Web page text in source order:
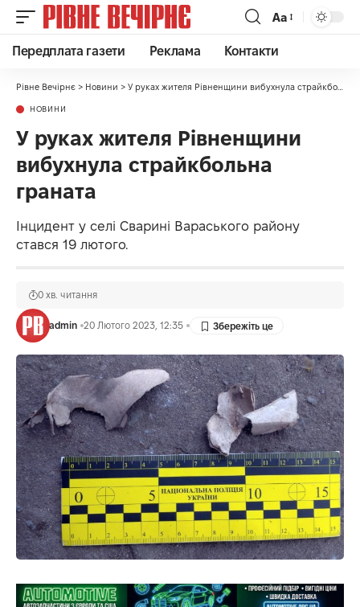
Аа
Передплата газети Реклама Контакти
Рівне Вечірнє > Новини > У руках жителя Рівненщини вибухнула страйкбольна граната
НОВИНИ
У руках жителя Рівненщини
вибухнула страйкбольна
граната
Інцидент у селі Сварині Вараського району
стався 19 лютого.
admin 20 Лютого 2023, 12:35
0 хв. читання